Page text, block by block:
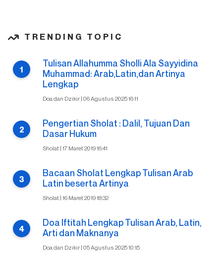
TRENDING TOPIC
Tulisan Allahumma Sholli Ala Sayyidina
Muhammad: Arab,Latin,dan Artinya
Lengkap
Doa dan Dzikir | 06 Agustus 2025 16:11
Pengertian Sholat : Dalil, Tujuan Dan
Dasar Hukum
Sholat | 17 Maret 2019 16:41
Bacaan Sholat Lengkap Tulisan Arab
Latin beserta Artinya
Sholat | 16 Maret 2019 18:32
Doa Iftitah Lengkap Tulisan Arab, Latin,
Arti dan Maknanya
Doa dan Dzikir | 05 Agustus 2025 10:15